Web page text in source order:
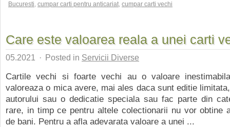
Bucuresti, cumpar carti pentru anticariat, cumpar carti vechi
Care este valoarea reala a unei carti
05.2021 · Posted in Servicii Diverse
Cartile vechi si foarte vechi au o valoare
valoreaza o mica avere, mai ales daca sunt editie
autorului sau o dedicatie speciala sau fac parte din
rare, in timp ce pentru altele colectionarii nu vor obtine
de bani. Pentru a afla adevarata valoare a unei ...